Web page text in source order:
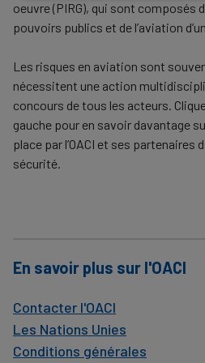
oeuvre (PIRG), qui sont composés
pouvoirs publics et de l’aviation
Les risques en aviation sont
nécessitent une action
concours de tous les acteurs.
gauche pour en savoir davantage
place par l’OACI et ses partenaires
sécurité.
En savoir plus sur l'OACI
Contacter l'OACI
Les Nations Unies
Conditions générales
and
cookies